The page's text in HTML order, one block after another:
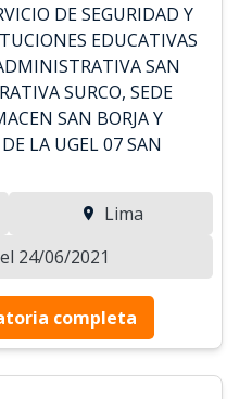
DE SEGURIDAD Y
EDUCATIVAS
SAN
SURCO, SEDE
SAN BORJA Y
LA UGEL 07 SAN
Lima
24/06/2021
completa